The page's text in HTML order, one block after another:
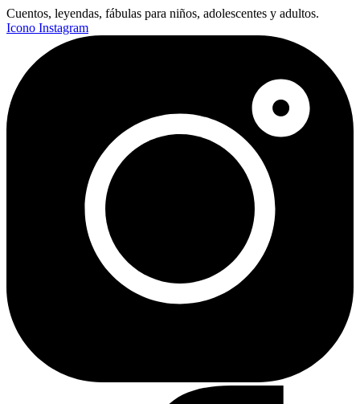
Cuentos, leyendas, fábulas para niños, adolescentes y adultos.
Icono Instagram